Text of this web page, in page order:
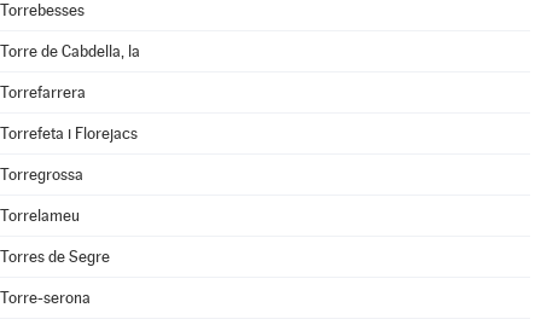
Torrebesses
Torre de Cabdella, la
Torrefarrera
Torrefeta i Florejacs
Torregrossa
Torrelameu
Torres de Segre
Torre-serona